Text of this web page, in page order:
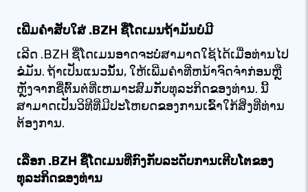
ເພີ່ມຄຳສັບໃສ່ .BZH ຊື່ໂດເມນຖ້າມັນບໍ່ມີ
ເລີດ .BZH ຊື່ໂດເມນອາດຈະບໍ່ສາມາດໃຊ້ໄດ້ເມື່ອທ່ານໄປ
ຂໍມັນ. ຖ້າເປັນແນວນັ້ນ, ໃຫ້ເພີ່ມຄໍາທີ່ຫນ້າຈົດຈໍາກ່ອນຫຼື
ຫຼັງຈາກຊື່ຕົ້ນຕໍທີ່ເຫມາະສົມກັບທຸລະກິດຂອງທ່ານ. ນີ້
ສາມາດເປັນວິທີທີ່ມີປະໂຫຍດຂອງການເຂົ້າໃກ້ສິ່ງທີ່ທ່ານ
ຕ້ອງການ.
ເລືອກ .BZH ຊື່ໂດເມນທີ່ກົງກັບລະດັບການເຕີບໂຕຂອງ
ທຸລະກິດຂອງທ່ານ